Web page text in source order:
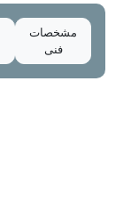
مشخصات
فنی